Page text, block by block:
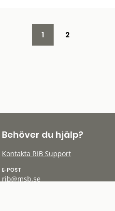
1 2
Behöver du hjälp?
Kontakta RIB Support
E-POST
rib@msb.se